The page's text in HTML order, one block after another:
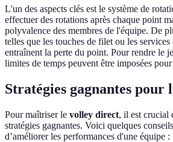
L'un des aspects clés est le système de
effectuer des rotations après chaque point
polyvalence des membres de l'équipe. De
telles que les touches de filet ou les
entraînent la perte du point. Pour rendre le
limites de temps peuvent être imposées
Stratégies gagnantes pour
Pour maîtriser le volley direct, il est crucial
stratégies gagnantes. Voici quelques
d’améliorer les performances d'une équipe :